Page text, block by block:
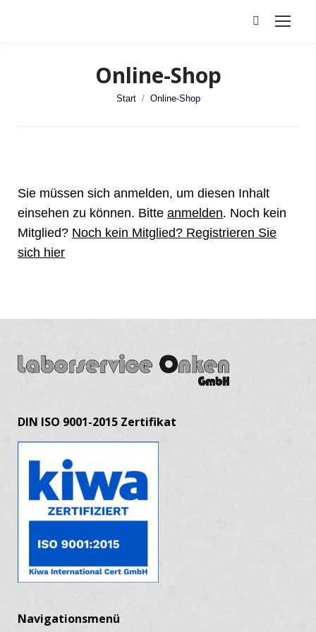
Search:
Online-Shop
Sie befinden sich hier:
Start Online-Shop
Sie müssen sich anmelden, um diesen Inhalt
einsehen zu können. Bitte anmelden. Noch kein
Mitglied? Noch kein Mitglied? Registrieren Sie
sich hier
DIN ISO 9001-2015 Zertifikat
Navigationsmenü